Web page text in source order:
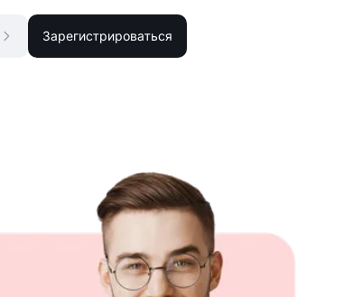
Зарегистрироваться